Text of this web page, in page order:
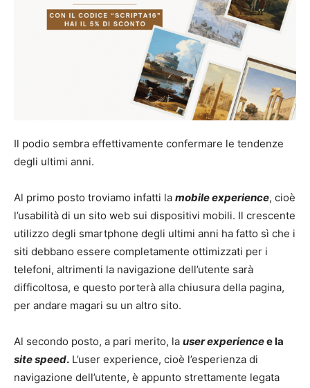
Il podio sembra effettivamente confermare le tendenze
degli ultimi anni.
Al primo posto troviamo infatti la mobile experience, cioè
l’usabilità di un sito web sui dispositivi mobili. Il crescente
utilizzo degli smartphone degli ultimi anni ha fatto sì che i
siti debbano essere completamente ottimizzati per i
telefoni, altrimenti la navigazione dell’utente sarà
difficoltosa, e questo porterà alla chiusura della pagina,
per andare magari su un altro sito.
Al secondo posto, a pari merito, la user experiencee la
site speed. L’user experience, cioè l’esperienza di
navigazione dell’utente, è appunto strettamente legata